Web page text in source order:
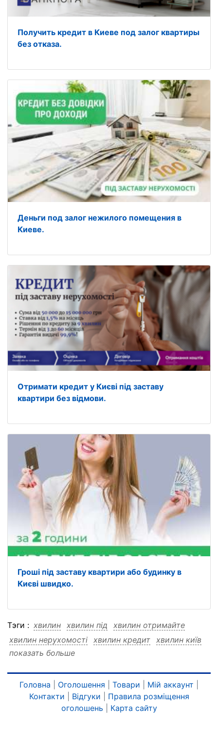
Получить кредит в Киеве под залог квартиры
без отказа.
Деньги под залог нежилого помещения в
Киеве.
Отримати кредит у Києві під заставу
квартири без відмови.
Гроші під заставу квартири або будинку в
Києві швидко.
Тэги : хвилин хвилин під
хвилин отримайте
хвилин нерухомості
хвилин кредит
хвилин київ
хвилин кілька хвилин заставу
хвилин заставу нерухомості
хвилин заставу кредит
хвилин заставу київ
хвилин заставу кілька під
під хвилин
показать больше
Головна Оголошення Товари Мій аккаунт
Контакти
Відгуки
Правила розміщення
оголошень
Карта сайту